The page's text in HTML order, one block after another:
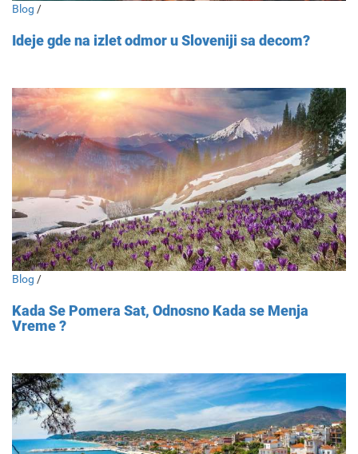
Blog /
Ideje gde na izlet odmor u Sloveniji sa decom?
Blog /
Kada Se Pomera Sat, Odnosno Kada se Menja
Vreme ?